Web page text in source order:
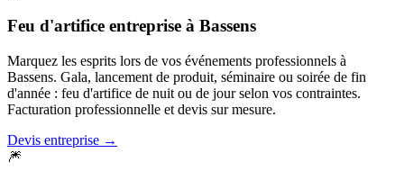
Feu d'artifice entreprise à Bassens
Marquez les esprits lors de vos événements professionnels à
Bassens. Gala, lancement de produit, séminaire ou soirée de fin
d'année : feu d'artifice de nuit ou de jour selon vos contraintes.
Facturation professionnelle et devis sur mesure.
Devis entreprise →
🎆